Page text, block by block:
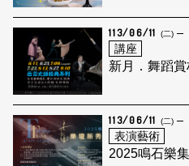
113/06/11 (二)
講座
新月．舞蹈
113/06/11 (二)
表演藝術
2025鳴石樂